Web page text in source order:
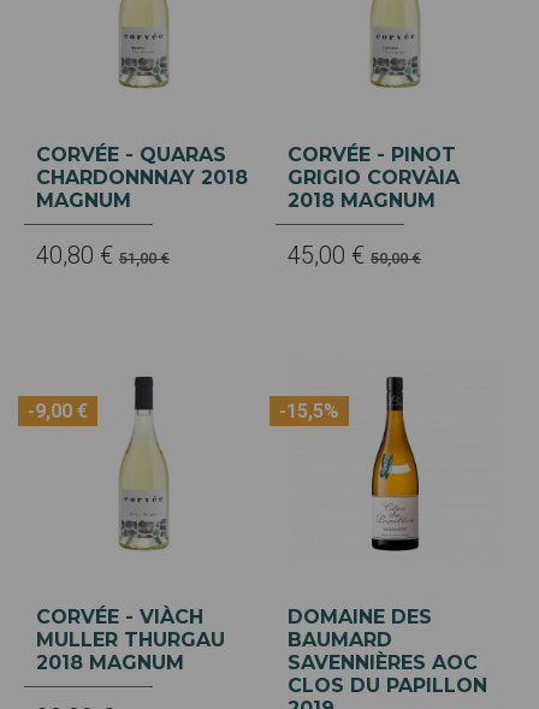
CORVÉE - QUARAS
CHARDONNNAY 2018
MAGNUM
40,80 € 51,00 €
CORVÉE - PINOT
GRIGIO CORVÀIA
2018 MAGNUM
45,00 € 50,00 €
-9,00 €
CORVÉE - VIÀCH
MULLER THURGAU
2018 MAGNUM
-15,5%
DOMAINE DES
BAUMARD
SAVENNIÈRES AOC
CLOS DU PAPILLON